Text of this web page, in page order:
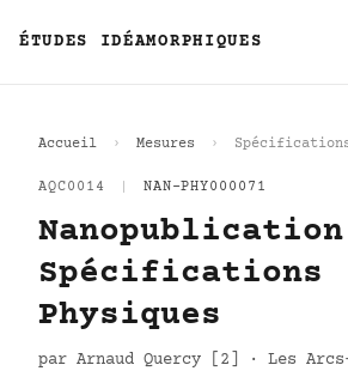
ÉTUDES IDÉAMORPHIQUES
Accueil Mesures
AQC0014 NAN-PHY000071
Spécifications
Physiques
par Arnaud Quercy [2] · Les